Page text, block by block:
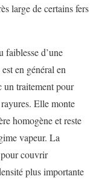
large de certains fers
faiblesse d’une
en général en
un traitement pour
Elle monte
homogène et reste
vapeur. La
couvrir
plus importante